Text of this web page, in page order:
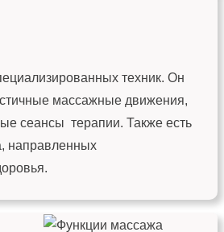
техник. Он
массажные движения,
сеансы терапии. Также есть
направленных